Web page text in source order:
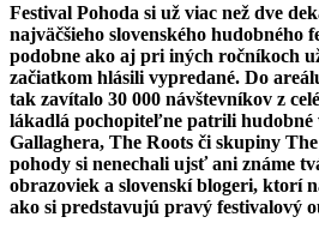
Festival Pohoda si už viac než dve
najväčšieho slovenského hudobného
podobne ako aj pri iných ročníkoch
začiatkom hlásili vypredané. Do
tak zavítalo 30 000 návštevníkov z
lákadlá pochopiteľne patrili hudobné
Gallaghera, The Roots či skupiny
pohody si nenechali ujsť ani známe
obrazoviek a slovenskí blogeri, ktorí
ako si predstavujú pravý festivalový